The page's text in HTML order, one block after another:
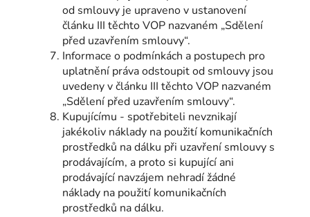
od smlouvy je upraveno v ustanovení
článku III těchto VOP nazvaném „Sdělení
před uzavřením smlouvy“.
Informace o podmínkách a postupech pro
uplatnění práva odstoupit od smlouvy jsou
uvedeny v článku III těchto VOP nazvaném
„Sdělení před uzavřením smlouvy“.
Kupujícímu - spotřebiteli nevznikají
jakékoliv náklady na použití komunikačních
prostředků na dálku při uzavření smlouvy s
prodávajícím, a proto si kupující ani
prodávající navzájem nehradí žádné
náklady na použití komunikačních
prostředků na dálku.